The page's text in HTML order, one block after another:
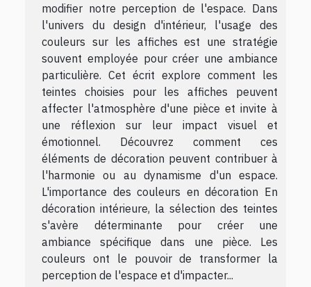
modifier notre perception de l'espace. Dans
l'univers du design d'intérieur, l'usage des
couleurs sur les affiches est une stratégie
souvent employée pour créer une ambiance
particulière. Cet écrit explore comment les
teintes choisies pour les affiches peuvent
affecter l'atmosphère d'une pièce et invite à
une réflexion sur leur impact visuel et
émotionnel. Découvrez comment ces
éléments de décoration peuvent contribuer à
l'harmonie ou au dynamisme d'un espace.
L'importance des couleurs en décoration En
décoration intérieure, la sélection des teintes
s'avère déterminante pour créer une
ambiance spécifique dans une pièce. Les
couleurs ont le pouvoir de transformer la
perception de l'espace et d'impacter...